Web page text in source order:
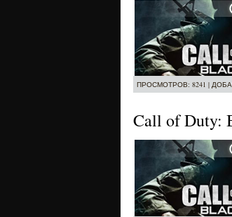
ПРОСМОТРОВ: 8241 |
Call of Duty: